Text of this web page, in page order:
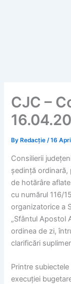
CJC –
By Redacție/16
Consilierii
ședință ordinară,
de hotărâre
cu numărul 116/
organizatorice a
„Sfântul Apostol
ordinea de zi,
clarificări
Printre
execuției